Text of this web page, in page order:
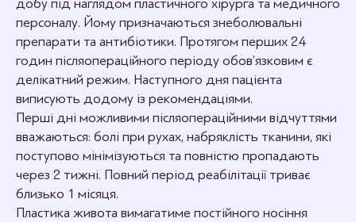
добу під наглядом пластичного хірурга та медичного
персоналу. Йому призначаються знеболювальні
препарати та антибіотики. Протягом перших 24
годин післяопераційного періоду обов’язковим є
делікатний режим. Наступного дня пацієнта
виписують додому із рекомендаціями.
Перші дні можливими післяопераційними відчуттями
вважаються: болі при рухах, набряклість тканини, які
поступово мінімізуються та повністю пропадають
через 2 тижні. Повний період реабілітації триває
близько 1 місяця.
Пластика живота вимагатиме постійного носіння